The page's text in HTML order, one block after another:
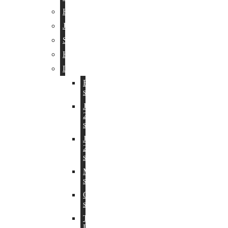
Heta
Jøtul
Scan
Hergom
Lotus
Beto-
serien
Jubilee
20-
serien
Jubilee
25-
serien
Maestro-
serien
QM40-
serien
Tilbehør